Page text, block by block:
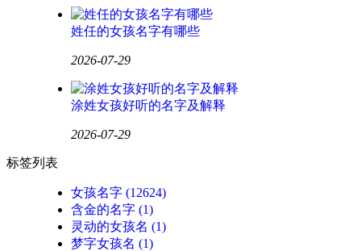
姓任的女孩名字有哪些
2026-07-29
涂姓女孩好听的名字及解释
2026-07-29
标签列表
女孩名字 (12624)
含金的名字 (1)
灵动的女孩名 (1)
梦字女孩名 (1)